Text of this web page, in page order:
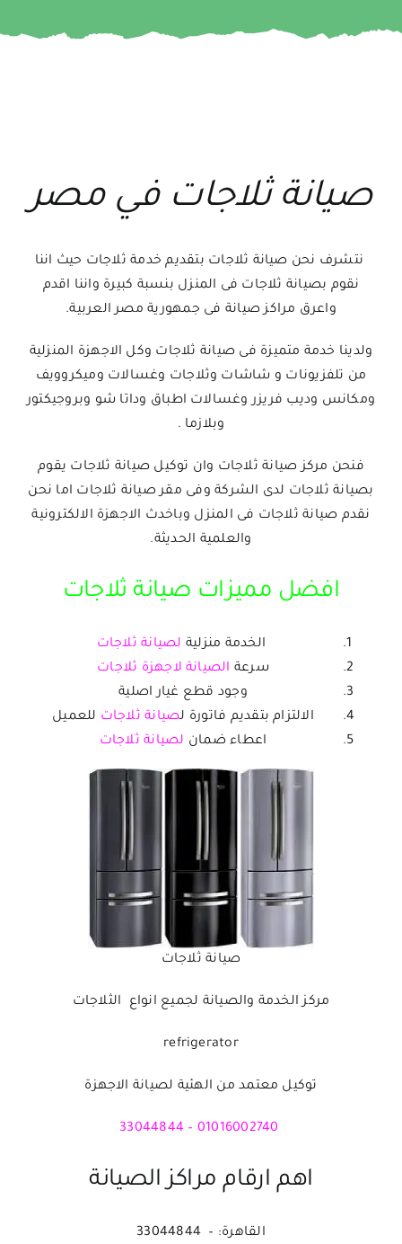
صيانة ثلاجات في مصر
نتشرف نحن صيانة ثلاجات بتقديم خدمة ثلاجات حيث اننا
نقوم بصيانة ثلاجات فى المنزل بنسبة كبيرة واننا اقدم
واعرق مراكز صيانة فى جمهورية مصر العربية.
ولدينا خدمة متميزة فى صيانة ثلاجات وكل الاجهزة المنزلية
من تلفزيونات و شاشات وثلاجات وغسالات وميكروويف
ومكانس وديب فريزر وغسالات اطباق وداتا شو وبروجيكتور
وبلازما .
فنحن مركز صيانة ثلاجات وان توكيل صيانة ثلاجات يقوم
بصيانة ثلاجات لدى الشركة وفى مقر صيانة ثلاجات اما نحن
نقدم صيانة ثلاجات فى المنزل وباخدث الاجهزة الالكترونية
والعلمية الحديثة.
افضل مميزات صيانة ثلاجات
الخدمة منزلية لصيانة ثلاجات
سرعة الصيانة لاجهزة ثلاجات
وجود قطع غيار اصلية
الالتزام بتقديم فاتورة لصيانة ثلاجات للعميل
اعطاء ضمان لصيانة ثلاجات
صيانة ثلاجات
مركز الخدمة والصيانة لجميع انواع الثلاجات
refrigerator
توكيل معتمد من الهئية لصيانة الاجهزة
اهم ارقام مراكز الصيانة
القاهرة: – 33044844